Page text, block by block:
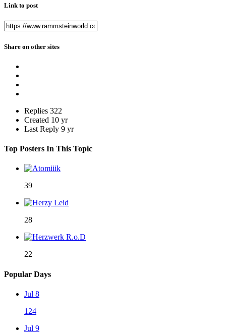
Link to post
Share on other sites
Replies 322
Created 10 yr
Last Reply 9 yr
Top Posters In This Topic
39
28
22
Popular Days
Jul 8
124
Jul 9